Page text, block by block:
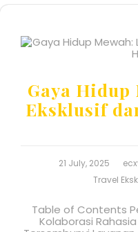
Gaya Hidup
Eksklusif
21 July, 2025
Travel
Table of Contents
Kolaborasi